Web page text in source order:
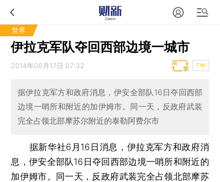
世界
伊拉克军队夺回西部边境一城市
2014年06月17日 07:32 T中
据伊拉克军方和政府消息，伊安全部队16日夺回西部
边境一哨所和附近的加伊姆市。同一天，反政府武装
完全占领北部摩苏尔附近的泰勒阿费尔市
据新华社6月16日消息，伊拉克军方和政府消
息，伊安全部队16日夺回西部边境一哨所和附近的
加伊姆市。同一天，反政府武装完全占领北部摩苏